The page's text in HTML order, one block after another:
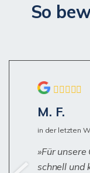
So
M. F.
in der letzten
Für
schnell und